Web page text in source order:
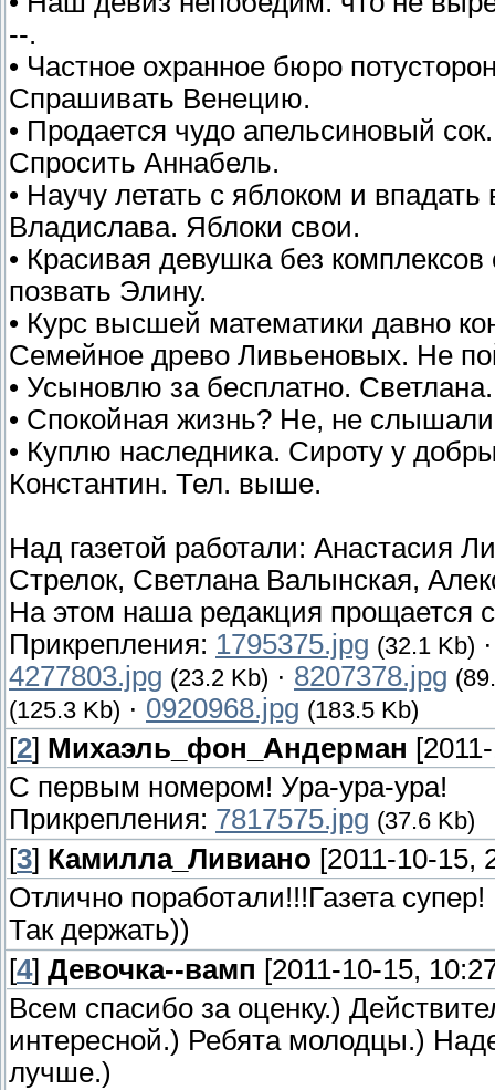
--.
• Частное охранное бюро
Спрашивать Венецию.
• Продается чудо апельсиновый
Спросить Аннабель.
• Научу летать с яблоком и
Владислава. Яблоки свои.
• Красивая девушка без
позвать Элину.
• Курс высшей математики давно
Семейное древо Ливьеновых. Не
• Усыновлю за бесплатно.
• Спокойная жизнь? Не, не
• Куплю наследника. Сироту у
Константин. Тел. выше.
Над газетой работали: Анастасия
Стрелок, Светлана Валынская,
На этом наша редакция прощается
Прикрепления: 1795375.jpg (32.1 Kb)
4277803.jpg (23.2 Kb) · 8207378.jpg
(125.3 Kb) · 0920968.jpg (183.5 Kb)
[2] Михаэль_фон_Андерман
С первым номером! Ура-ура-ура!
Прикрепления: 7817575.jpg (37.6 Kb)
[3] Камилла_Ливиано [2011-10-15,
Отлично поработали!!!Газета супер!
Так держать))
[4] Девочка--вамп [2011-10-15,
Всем спасибо за оценку.)
интересной.) Ребята молодцы.)
лучше.)